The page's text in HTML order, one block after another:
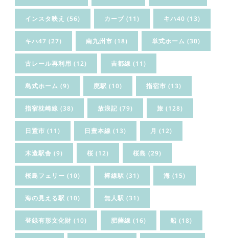
インスタ映え (56) カーブ (11) キハ40 (13)
キハ47 (27) 南九州市 (18) 単式ホーム (30)
古レール再利用 (12) 吉都線 (11)
島式ホーム (9) 廃駅 (10) 指宿市 (13)
指宿枕崎線 (38) 放浪記 (79) 旅 (128)
日置市 (11) 日豊本線 (13) 月 (12)
木造駅舎 (9) 桜 (12) 桜島 (29)
桜島フェリー (10) 棒線駅 (31) 海 (15)
海の見える駅 (10) 無人駅 (31)
登録有形文化財 (10) 肥薩線 (16) 船 (18)